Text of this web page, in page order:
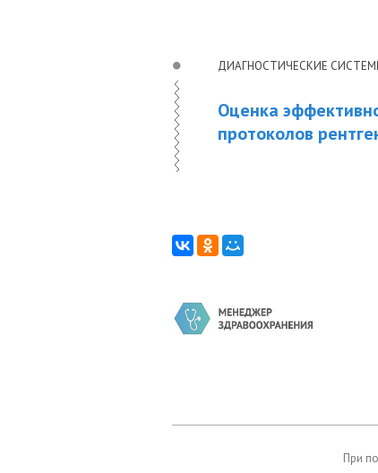
ДИАГНОСТИЧЕСКИЕ
Оценка
протоколов
При